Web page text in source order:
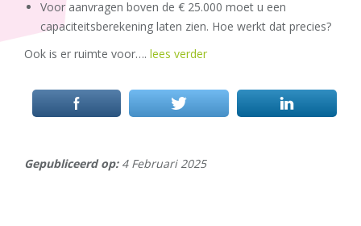
Voor aanvragen boven de € 25.000 moet u een
capaciteitsberekening laten zien. Hoe werkt dat precies?
Ook is er ruimte voor…. lees verder
Gepubliceerd op:4 Februari 2025